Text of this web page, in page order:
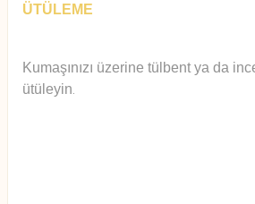
ÜTÜLEME
Kumaşınızı üzerine tülbent ya da
ütüleyin.